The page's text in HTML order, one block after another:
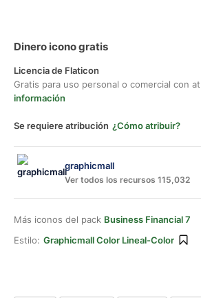
Dinero icono gratis
Licencia de Flaticon
Gratis para uso personal o comercial con
información
Se requiere atribución ¿Cómo atribuir?
graphicmall
Ver todos los recursos 115,032
Más iconos del pack Business Financial 7
Estilo: Graphicmall Color Lineal-Color